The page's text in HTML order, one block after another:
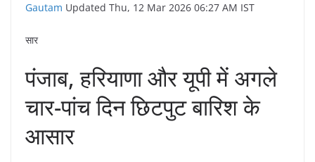
Gautam Updated Thu, 12 Mar 2026 06:27 AM IST
सार
पंजाब, हरियाणा और यूपी में अगले
चार-पांच दिन छिटपुट बारिश के
आसार